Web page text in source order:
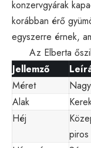
konzervgyárak
korábban érő
egyszerre érnek,
Az Elberta
Jellemző
Méret
Alak
Héj